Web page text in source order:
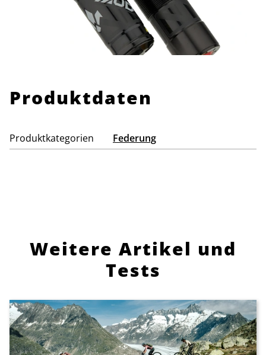
Produktdaten
Produktkategorien Federung
Weitere Artikel und
Tests